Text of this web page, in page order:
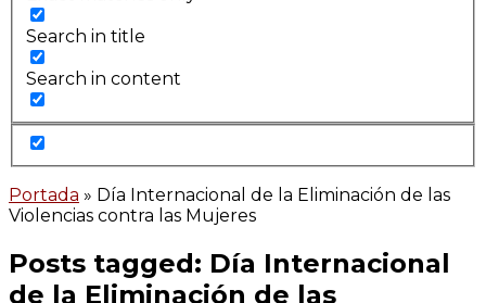
Search in title
Search in content
Portada » Día Internacional de la Eliminación de las
Violencias contra las Mujeres
Posts tagged: Día Internacional
de la Eliminación de las